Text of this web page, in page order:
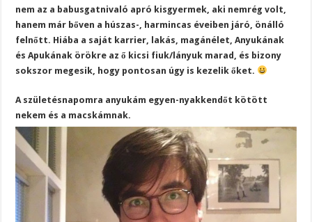
nem az a babusgatnivaló apró kisgyermek, aki nemrég volt,
hanem már bőven a húszas-, harmincas éveiben járó, önálló
felnőtt. Hiába a saját karrier, lakás, magánélet, Anyukának
és Apukának örökre az ő kicsi fiuk/lányuk marad, és bizony
sokszor megesik, hogy pontosan úgy is kezelik őket.
A születésnapomra anyukám egyen-nyakkendőt kötött
nekem és a macskámnak.